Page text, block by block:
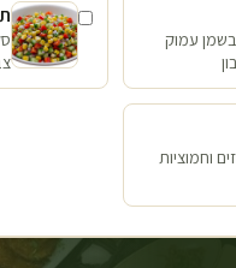
בשמן עמוק
וחמוציות